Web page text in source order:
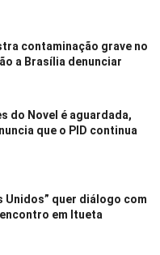
contaminação grave no
a Brasília denunciar
do Novel é aguardada,
que o PID continua
Unidos” quer diálogo com
em Itueta